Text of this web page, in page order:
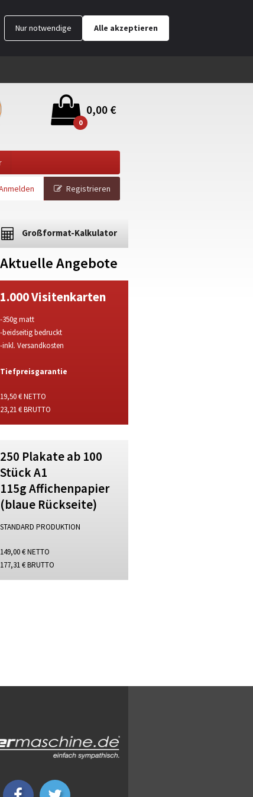
Nur notwendige Alle akzeptieren
0,00 €
0
Registrieren
Großformat-Kalkulator
Aktuelle Angebote
1.000 Visitenkarten
-350g matt
-beidseitig bedruckt
-inkl. Versandkosten
Tiefpreisgarantie
19,50 € NETTO
23,21 € BRUTTO
250 Plakate ab 100
Stück A1
115g Affichenpapier
(blaue Rückseite)
STANDARD PRODUKTION
149,00 € NETTO
177,31 € BRUTTO